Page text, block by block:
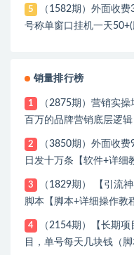
5
（1582期）外面收
号称单窗口挂机一天
销量排行榜
1
（2875期）营销实
百万的品牌营销底层逻辑
2
（3850期）外面收
日发十万条【软件+详细
3
（1829期） 【引流
脚本【脚本+详细操作教
4
（2154期）【长期
目，单号每天几块钱（